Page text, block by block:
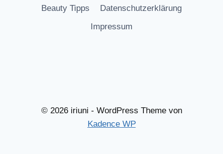
Beauty Tipps
Datenschutzerklärung
Impressum
© 2026 iriuni - WordPress Theme von
Kadence WP